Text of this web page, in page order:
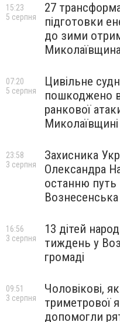
27
підготовки
до зими
15:23
5 серпня
Цивільне
пошкоджено
ранкової
Миколаївщині
07:20
5 серпня
Захисника
Олександра
останню путь
23:58
3 серпня
13 дітей
тиждень у
громаді
16:56
3 серпня
Чоловікові,
триметрової
допомогли
09:51
3 серпня